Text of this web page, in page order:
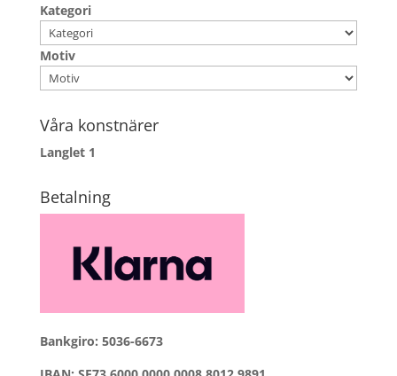
Kategori
Motiv
Våra konstnärer
Langlet 1
Betalning
Bankgiro: 5036-6673